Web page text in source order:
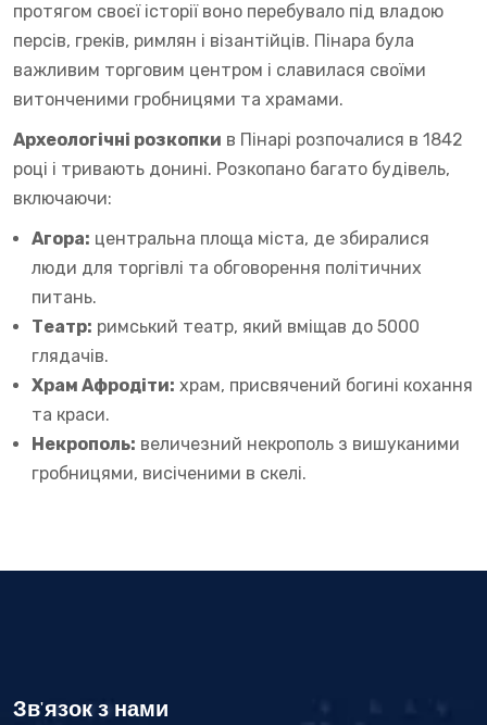
протягом своєї історії воно перебувало під владою
персів, греків, римлян і візантійців. Пінара була
важливим торговим центром і славилася своїми
витонченими гробницями та храмами.
Археологічні розкопки в Пінарі розпочалися в 1842
році і тривають донині. Розкопано багато будівель,
включаючи:
Агора: центральна площа міста, де збиралися
люди для торгівлі та обговорення політичних
питань.
Театр: римський театр, який вміщав до 5000
глядачів.
Храм Афродіти: храм, присвячений богині кохання
та краси.
Некрополь: величезний некрополь з вишуканими
гробницями, висіченими в скелі.
Зв'язок з нами